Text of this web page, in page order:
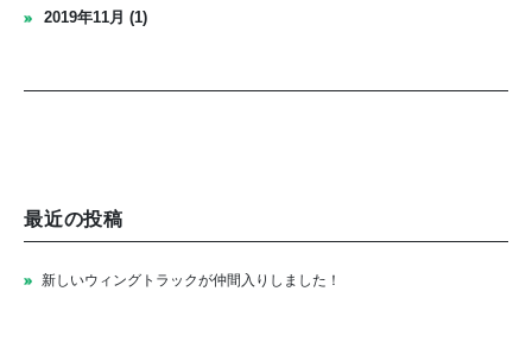
2019年11月 (1)
最近の投稿
新しいウィングトラックが仲間入りしました！